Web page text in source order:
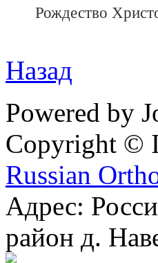
Рождество
Назад
Powered by
Copyright ©
Russian
Адрес:
район д.